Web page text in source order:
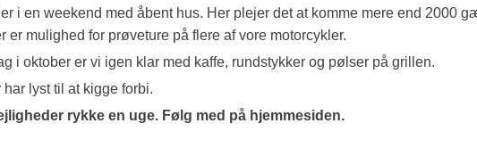
i en weekend med åbent hus. Her plejer det at komme mere end 2000
mulighed for prøveture på flere af vore motorcykler.
i oktober er vi igen klar med kaffe, rundstykker og pølser på grillen.
lyst til at kigge forbi.
rykke en uge. Følg med på hjemmesiden.